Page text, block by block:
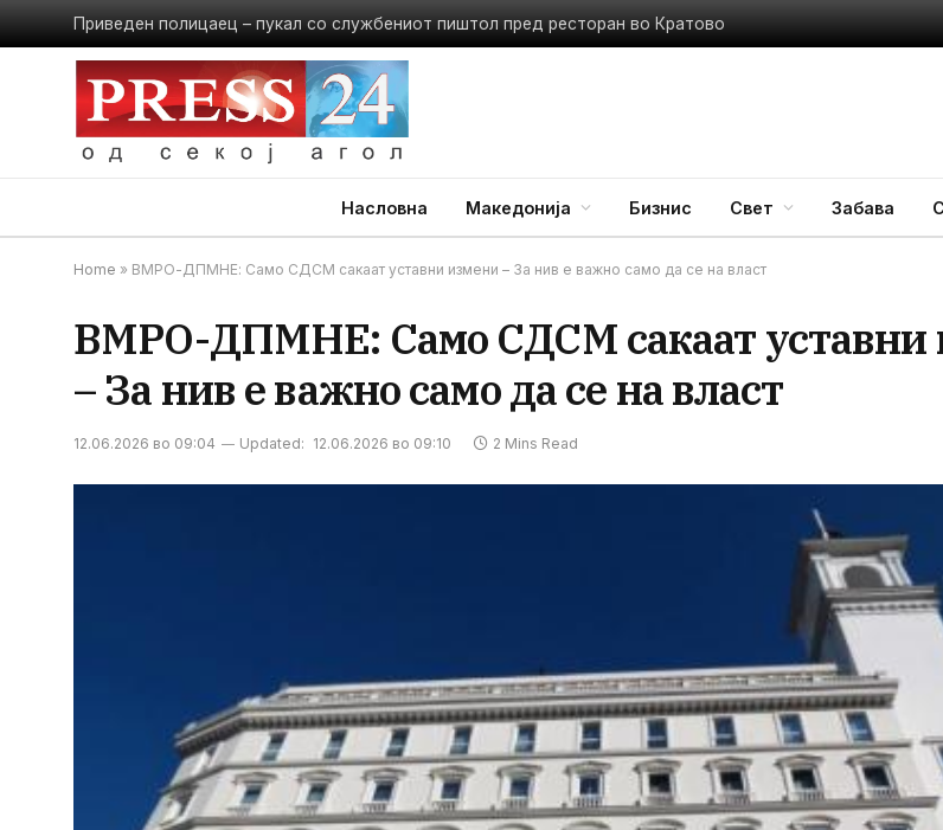
Приведен полицаец – пукал со службениот пиштол пред ресторан во Кратово
Насловна Македонија Бизнис Свет Забава
Home » ВМРО-ДПМНЕ: Само СДСМ сакаат уставни измени – За нив е важно само да се на власт
ВМРО-ДПМНЕ: Само СДСМ сакаат уставни
– За нив е важно само да се на власт
12.06.2026 во 09:04 Updated: 12.06.2026 во 09:10 2 Mins Read